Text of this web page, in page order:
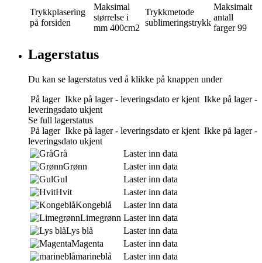
Trykkplasering
på forsiden
Maksimal
størrelse i
mm 400cm2
Trykkmetode
sublimeringstrykk
Maksimalt
antall
farger 99
Lagerstatus
Du kan se lagerstatus ved å klikke på knappen under
På lager Ikke på lager - leveringsdato er kjent Ikke på lager -
leveringsdato ukjent
Se full lagerstatus
På lager Ikke på lager - leveringsdato er kjent Ikke på lager -
leveringsdato ukjent
Grå
Laster inn data
Grønn
Laster inn data
Gul
Laster inn data
Hvit
Laster inn data
Kongeblå
Laster inn data
Limegrønn Laster inn data
Lys blå
Laster inn data
Magenta
Laster inn data
marineblå
Laster inn data